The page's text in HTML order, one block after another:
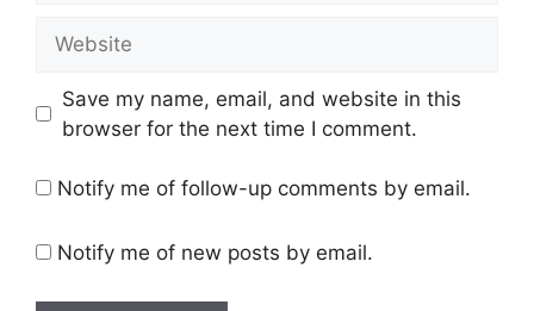
Save my name, email, and website in this
browser for the next time I comment.
Notify me of follow-up comments by email.
Notify me of new posts by email.